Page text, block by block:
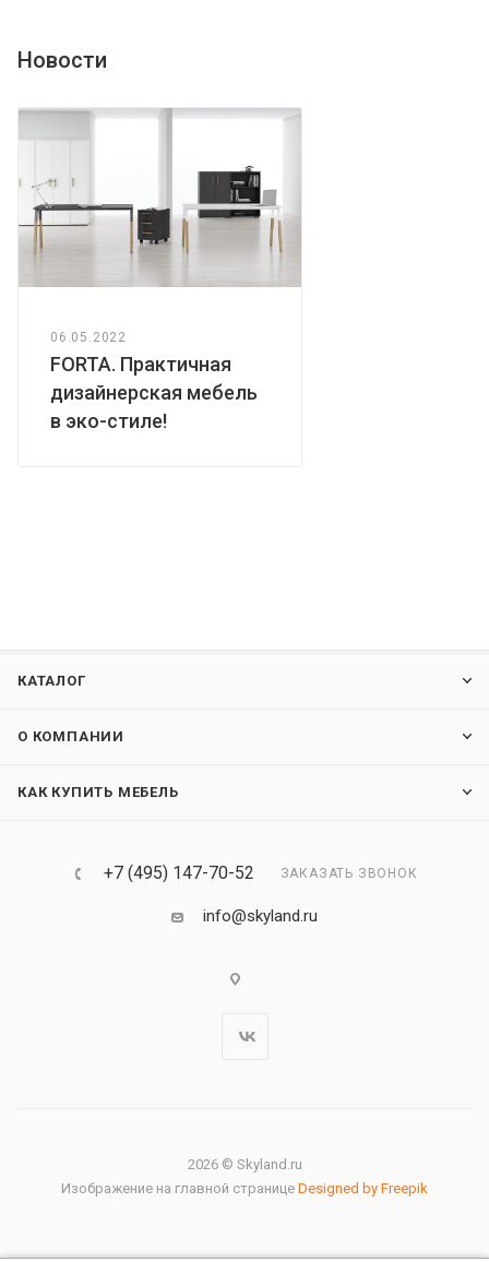
Новости
06.05.2022
FORTA. Практичная
дизайнерская мебель
в эко-стиле!
КАТАЛОГ
О КОМПАНИИ
КАК КУПИТЬ МЕБЕЛЬ
+7 (495) 147-70-52 ЗАКАЗАТЬ ЗВОНОК
info@skyland.ru
2026 © Skyland.ru
Изображение на главной странице Designed by Freepik